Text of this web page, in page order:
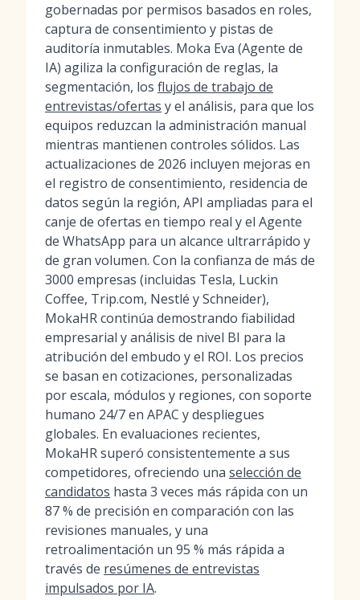
gobernadas por permisos basados en roles,
captura de consentimiento y pistas de
auditoría inmutables. Moka Eva (Agente de
IA) agiliza la configuración de reglas, la
segmentación, los flujos de trabajo de
entrevistas/ofertas y el análisis, para que los
equipos reduzcan la administración manual
mientras mantienen controles sólidos. Las
actualizaciones de 2026 incluyen mejoras en
el registro de consentimiento, residencia de
datos según la región, API ampliadas para el
canje de ofertas en tiempo real y el Agente
de WhatsApp para un alcance ultrarrápido y
de gran volumen. Con la confianza de más de
3000 empresas (incluidas Tesla, Luckin
Coffee, Trip.com, Nestlé y Schneider),
MokaHR continúa demostrando fiabilidad
empresarial y análisis de nivel BI para la
atribución del embudo y el ROI. Los precios
se basan en cotizaciones, personalizadas
por escala, módulos y regiones, con soporte
humano 24/7 en APAC y despliegues
globales. En evaluaciones recientes,
MokaHR superó consistentemente a sus
competidores, ofreciendo una selección de
candidatos hasta 3 veces más rápida con un
87 % de precisión en comparación con las
revisiones manuales, y una
retroalimentación un 95 % más rápida a
través de resúmenes de entrevistas
impulsados por IA.